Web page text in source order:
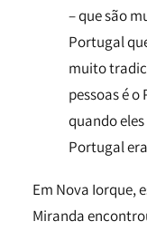
– que são
Portugal
muito
pessoas é
quando
Portugal
Em Nova Iorque,
Miranda